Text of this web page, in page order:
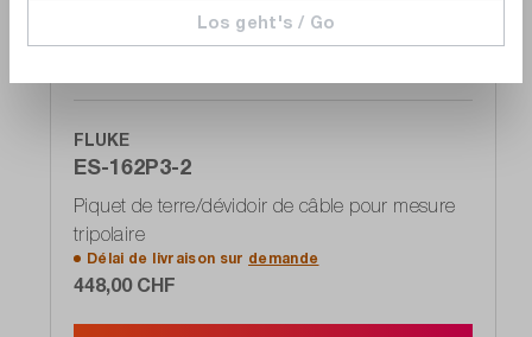
FLUKE
ES-162P3-2
Piquet de terre/dévidoir de câble pour mesure
tripolaire
Délai de livraison sur demande
448,00 CHF
Los geht's / Go